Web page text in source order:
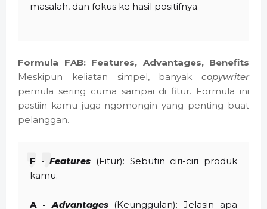
masalah, dan fokus ke hasil positifnya.
Formula FAB: Features, Advantages, Benefits
Meskipun keliatan simpel, banyak copywriter
pemula sering cuma sampai di fitur. Formula ini
pastiin kamu juga ngomongin yang penting buat
pelanggan.
F -Features (Fitur): Sebutin ciri-ciri produk
kamu.
A -Advantages(Keunggulan): Jelasin apa